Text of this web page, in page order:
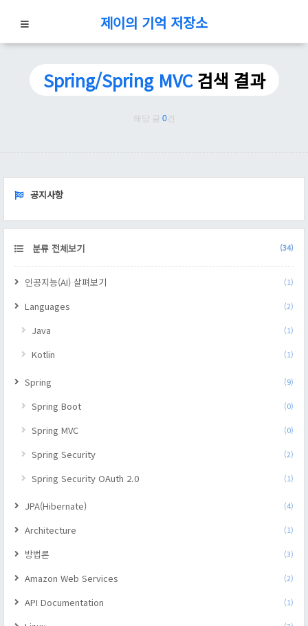
제이의 기억 저장소
Spring/Spring MVC 검색 결과
해당 글 0건
NOTICE공지사항
CATEGORY
분류 전체보기 (34)
인공지능(AI) 살펴보기 (1)
Languages (2)
Java (1)
Kotlin (1)
Spring (9)
Spring Boot (0)
Spring MVC (0)
Spring Security (2)
Spring Security OAuth 2.0 (1)
JPA(Hibernate) (4)
Architecture (1)
방법론 (3)
Amazon Web Services (2)
API Documentation (1)